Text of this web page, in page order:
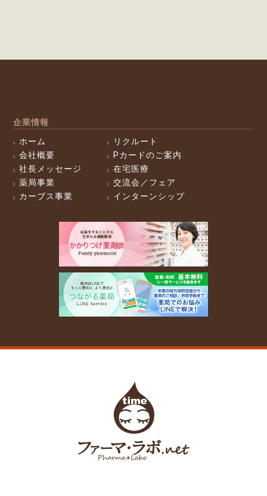
企業情報
ホーム
会社概要
社長メッセージ
薬局事業
カーブス事業
リクルート
Pカードのご案内
在宅医療
交流会／フェア
インターンシップ